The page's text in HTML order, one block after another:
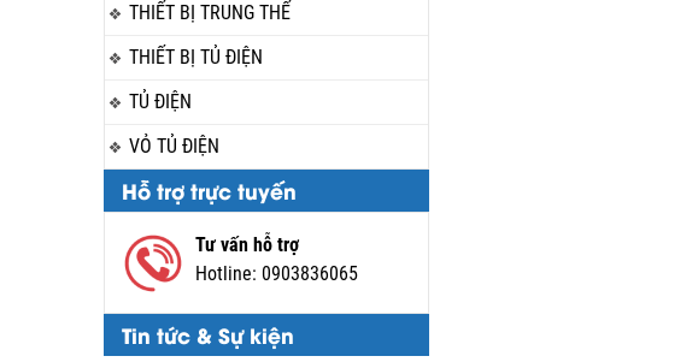
THIẾT BỊ TRUNG THẾ
THIẾT BỊ TỦ ĐIỆN
TỦ ĐIỆN
VỎ TỦ ĐIỆN
Hỗ trợ trực tuyến
Tư vấn hỗ trợ
Hotline: 0903836065
Tin tức & Sự kiện